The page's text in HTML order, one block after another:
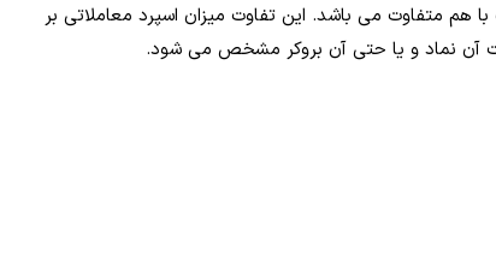
هم متفاوت می باشد. این تفاوت میزان اسپرد معاملاتی بر
آن نماد و یا حتی آن بروکر مشخص می شود.